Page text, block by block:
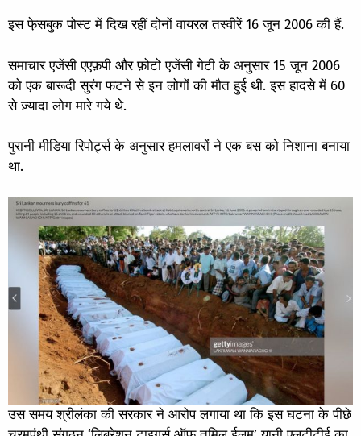
इस फे़सबुक पोस्ट में दिख रहीं दोनों वायरल तस्वीरें 16 जून 2006 की हैं.
समाचार एजेंसी एएफ़पी औरफ़ोटो एजेंसी गेटीके अनुसार 15 जून 2006
को एक बारूदी सुरंग फटने से इन लोगों की मौत हुई थी. इस हादसे में 60
से ज़्यादा लोग मारे गये थे.
पुरानी मीडिया रिपोर्ट्सके अनुसार हमलावरों ने एक बस को निशाना बनाया
था.
उस समय श्रीलंका की सरकार ने आरोप लगाया था कि इस घटना के पीछे